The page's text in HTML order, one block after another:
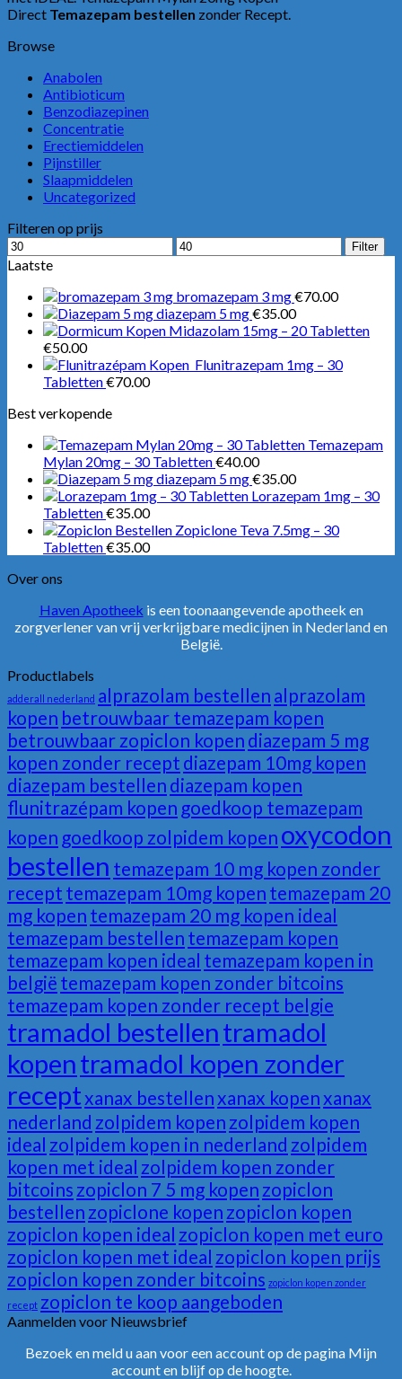
Direct Temazepam bestellen zonder Recept.
Browse
Anabolen
Antibioticum
Benzodiazepinen
Concentratie
Erectiemiddelen
Pijnstiller
Slaapmiddelen
Uncategorized
Filteren op prijs
Min.
prijs
Max.
prijs
Filter
Laatste
bromazepam 3 mg€70.00
diazepam 5 mg€35.00
Midazolam 15mg – 20 Tabletten
€50.00
Flunitrazepam 1mg – 30
Tabletten€70.00
Best verkopende
Temazepam
Mylan 20mg – 30 Tabletten€40.00
diazepam 5 mg€35.00
Lorazepam 1mg – 30
Tabletten€35.00
Zopiclone Teva 7.5mg – 30
Tabletten€35.00
Over ons
Haven Apotheek is een toonaangevende apotheek en
zorgverlener van vrij verkrijgbare medicijnen in Nederland en
België.
Productlabels
adderall nederland alprazolam bestellen alprazolam
kopen betrouwbaar temazepam kopen
betrouwbaar zopiclon kopen diazepam 5 mg
kopen zonder recept diazepam 10mg kopen
diazepam bestellen diazepam kopen
flunitrazépam kopen goedkoop temazepam
kopen goedkoop zolpidem kopen oxycodon
bestellen temazepam 10 mg kopen zonder
recept temazepam 10mg kopen temazepam 20
mg kopen temazepam 20 mg kopen ideal
temazepam bestellen temazepam kopen
temazepam kopen ideal temazepam kopen in
belgië temazepam kopen zonder bitcoins
temazepam kopen zonder recept belgie
tramadol bestellentramadol
kopentramadol kopen zonder
receptxanax bestellenxanax kopenxanax
nederland zolpidem kopen zolpidem kopen
ideal zolpidem kopen in nederland zolpidem
kopen met ideal zolpidem kopen zonder
bitcoins zopiclon 7 5 mg kopen zopiclon
bestellen zopiclone kopen zopiclon kopen
zopiclon kopen ideal zopiclon kopen met euro
zopiclon kopen met ideal zopiclon kopen prijs
zopiclon kopen zonder bitcoins zopiclon kopen zonder
recept zopiclon te koop aangeboden
Aanmelden voor Nieuwsbrief
Bezoek en meld u aan voor een account op de pagina Mijn
account en blijf op de hoogte.